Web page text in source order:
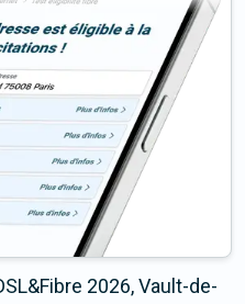
2026, Vault-de-